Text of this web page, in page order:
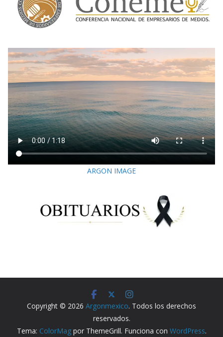
ARGON IMAGE
Copyright © 2026 Argonmexico. Todos los derechos
reservados.
Tema: ColorMagpor ThemeGrill. Funciona con WordPress.